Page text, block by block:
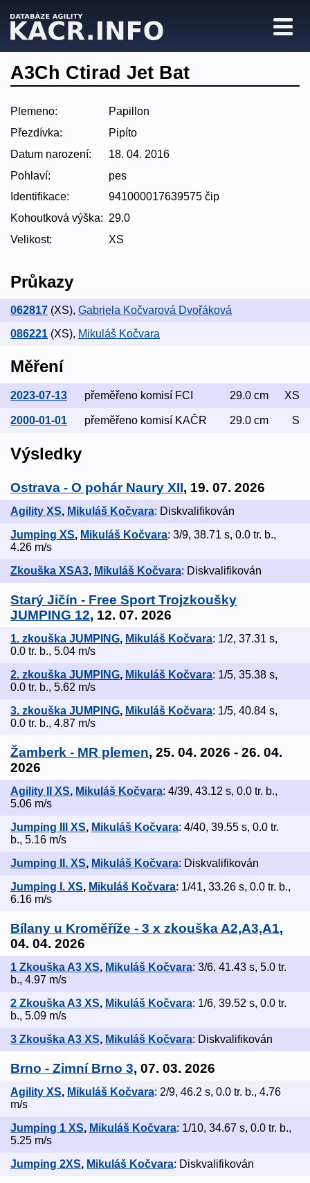
A3Ch Ctirad Jet Bat
Plemeno:
Papillon
Přezdívka:
Pipíto
Datum narození:
18. 04. 2016
Pohlaví:
pes
Identifikace:
941000017639575 čip
Kohoutková výška: 29.0
Velikost:
XS
Průkazy
062817 (XS), Gabriela Kočvarová Dvořáková
086221 (XS), Mikuláš Kočvara
Měření
2023-07-13 přeměřeno komisí FCI 29.0 cm XS
2000-01-01 přeměřeno komisí KAČR 29.0 cm S
Výsledky
Ostrava - O pohár Naury XII, 19. 07. 2026
Agility XS, Mikuláš Kočvara: Diskvalifikován
Jumping XS, Mikuláš Kočvara: 3/9, 38.71 s, 0.0 tr. b.,
4.26 m/s
Zkouška XSA3, Mikuláš Kočvara: Diskvalifikován
Starý Jičín - Free Sport Trojzkoušky
JUMPING 12, 12. 07. 2026
1. zkouška JUMPING, Mikuláš Kočvara: 1/2, 37.31 s,
0.0 tr. b., 5.04 m/s
2. zkouška JUMPING, Mikuláš Kočvara: 1/5, 35.38 s,
0.0 tr. b., 5.62 m/s
3. zkouška JUMPING, Mikuláš Kočvara: 1/5, 40.84 s,
0.0 tr. b., 4.87 m/s
Žamberk - MR plemen, 25. 04. 2026 - 26. 04.
2026
Agility II XS, Mikuláš Kočvara: 4/39, 43.12 s, 0.0 tr. b.,
5.06 m/s
Jumping III XS, Mikuláš Kočvara: 4/40, 39.55 s, 0.0 tr.
b., 5.16 m/s
Jumping II. XS, Mikuláš Kočvara: Diskvalifikován
Jumping I. XS, Mikuláš Kočvara: 1/41, 33.26 s, 0.0 tr. b.,
6.16 m/s
Bílany u Kroměříže - 3 x zkouška A2,A3,A1,
04. 04. 2026
1 Zkouška A3 XS, Mikuláš Kočvara: 3/6, 41.43 s, 5.0 tr.
b., 4.97 m/s
2 Zkouška A3 XS, Mikuláš Kočvara: 1/6, 39.52 s, 0.0 tr.
b., 5.09 m/s
3 Zkouška A3 XS, Mikuláš Kočvara: Diskvalifikován
Brno - Zimní Brno 3, 07. 03. 2026
Agility XS, Mikuláš Kočvara: 2/9, 46.2 s, 0.0 tr. b., 4.76
m/s
Jumping 1 XS, Mikuláš Kočvara: 1/10, 34.67 s, 0.0 tr. b.,
5.25 m/s
Jumping 2XS, Mikuláš Kočvara: Diskvalifikován